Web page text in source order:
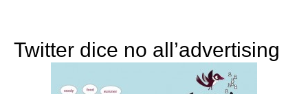
Twitter dice no all’advertising